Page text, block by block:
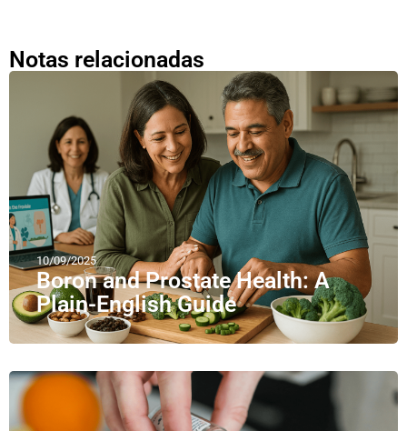
Notas relacionadas
10/09/2025
Boron and Prostate Health: A
Plain-English Guide